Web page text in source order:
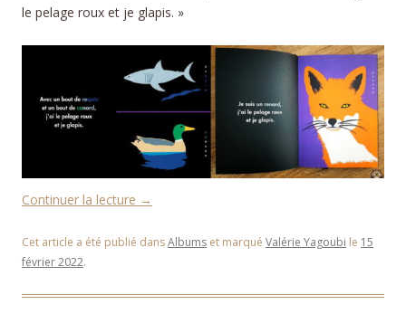
le pelage roux et je glapis. »
Continuer la lecture →
Cet article a été publié dansAlbums et marqué Valérie Yagoubi le 15
février 2022.